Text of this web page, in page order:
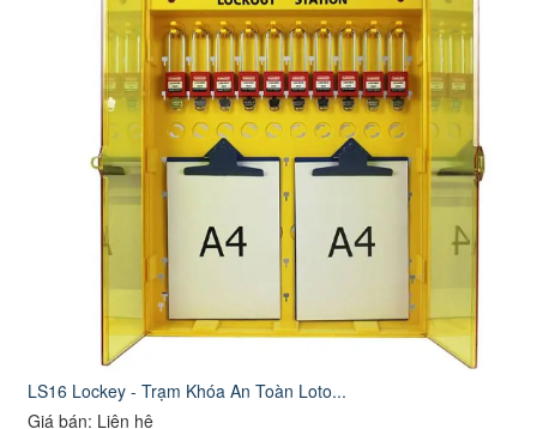
LS16 Lockey - Trạm Khóa An Toàn Loto...
Giá bán: Liên hệ